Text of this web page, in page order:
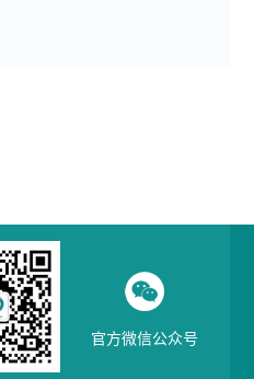
官方微信公众号